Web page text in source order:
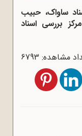
ساواک، حبیب
صفحه 235 و 236، مرکز بررسی اسناد
مشاهده: 6793